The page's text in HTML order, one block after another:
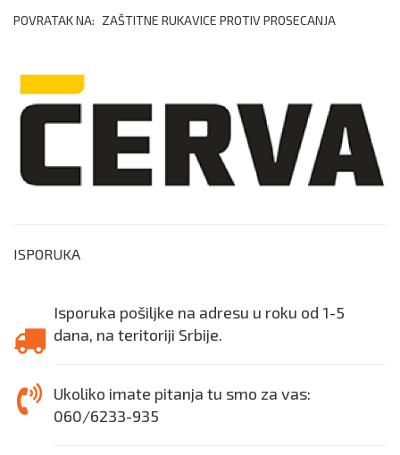
POVRATAK NA: ZAŠTITNE RUKAVICE PROTIV PROSECANJA
ISPORUKA
Isporuka pošiljke na adresu u roku od 1-5
dana, na teritoriji Srbije.
Ukoliko imate pitanja tu smo za vas:
060/6233-935